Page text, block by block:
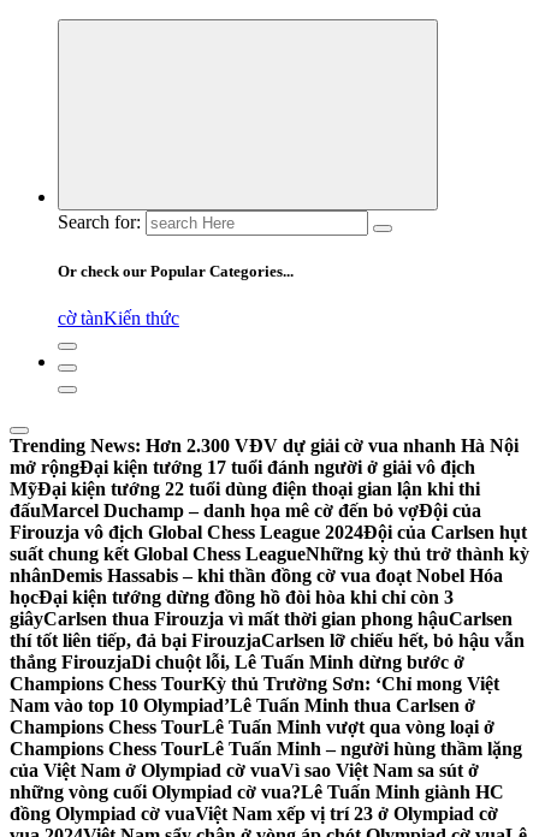
Search for:
Or check our Popular Categories...
cờ tànKiến thức
Trending News: Hơn 2.300 VĐV dự giải cờ vua nhanh Hà Nội
mở rộngĐại kiện tướng 17 tuổi đánh người ở giải vô địch
MỹĐại kiện tướng 22 tuổi dùng điện thoại gian lận khi thi
đấuMarcel Duchamp – danh họa mê cờ đến bỏ vợĐội của
Firouzja vô địch Global Chess League 2024Đội của Carlsen hụt
suất chung kết Global Chess LeagueNhững kỳ thủ trở thành kỳ
nhânDemis Hassabis – khi thần đồng cờ vua đoạt Nobel Hóa
họcĐại kiện tướng dừng đồng hồ đòi hòa khi chỉ còn 3
giâyCarlsen thua Firouzja vì mất thời gian phong hậuCarlsen
thí tốt liên tiếp, đả bại FirouzjaCarlsen lỡ chiếu hết, bỏ hậu vẫn
thắng FirouzjaDi chuột lỗi, Lê Tuấn Minh dừng bước ở
Champions Chess TourKỳ thủ Trường Sơn: ‘Chỉ mong Việt
Nam vào top 10 Olympiad’Lê Tuấn Minh thua Carlsen ở
Champions Chess TourLê Tuấn Minh vượt qua vòng loại ở
Champions Chess TourLê Tuấn Minh – người hùng thầm lặng
của Việt Nam ở Olympiad cờ vuaVì sao Việt Nam sa sút ở
những vòng cuối Olympiad cờ vua?Lê Tuấn Minh giành HC
đồng Olympiad cờ vuaViệt Nam xếp vị trí 23 ở Olympiad cờ